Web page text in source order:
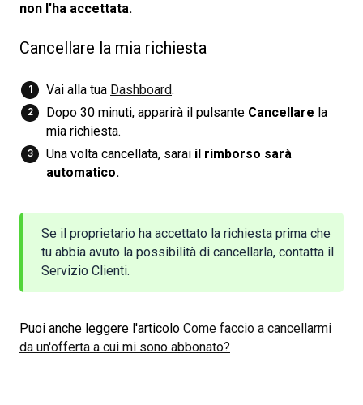
non l'ha accettata.
Cancellare la mia richiesta
Vai alla tua Dashboard.
Dopo 30 minuti, apparirà il pulsante Cancellare la
mia richiesta.
Una volta cancellata, sarai il rimborso sarà
automatico.
Se il proprietario ha accettato la richiesta prima che
tu abbia avuto la possibilità di cancellarla, contatta il
Servizio Clienti.
Puoi anche leggere l'articolo Come faccio a cancellarmi
da un'offerta a cui mi sono abbonato?